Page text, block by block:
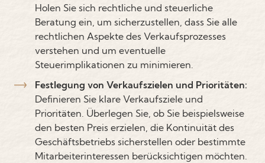
Holen Sie sich rechtliche und steuerliche
Beratung ein, um sicherzustellen, dass Sie alle
rechtlichen Aspekte des Verkaufsprozesses
verstehen und um eventuelle
Steuerimplikationen zu minimieren.
Festlegung von Verkaufszielen und Prioritäten:
Definieren Sie klare Verkaufsziele und
Prioritäten. Überlegen Sie, ob Sie beispielsweise
den besten Preis erzielen, die Kontinuität des
Geschäftsbetriebs sicherstellen oder bestimmte
Mitarbeiterinteressen berücksichtigen möchten.